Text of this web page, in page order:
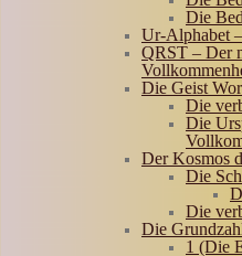
Die
Ur-Alphabet
QRST – Der
Die Geist
Die
Die
Der Kosmos
Die
Die
Die
1 (Die